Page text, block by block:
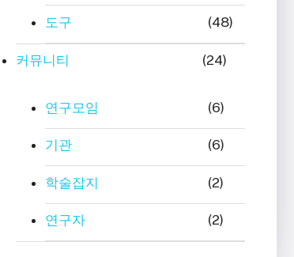
도구 (48)
커뮤니티 (24)
연구모임 (6)
기관 (6)
학술잡지 (2)
연구자 (2)